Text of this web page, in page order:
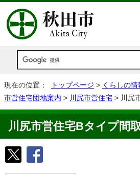
現在の位置： トップページ > くらしの情
市営住宅団地案内 > 川尻市営住宅 > 川尻
川尻市営住宅Bタイプ間